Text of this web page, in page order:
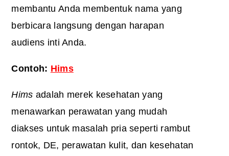
membantu Anda membentuk nama yang
berbicara langsung dengan harapan
audiens inti Anda.
Contoh: Hims
Hims adalah merek kesehatan yang
menawarkan perawatan yang mudah
diakses untuk masalah pria seperti rambut
rontok, DE, perawatan kulit, dan kesehatan